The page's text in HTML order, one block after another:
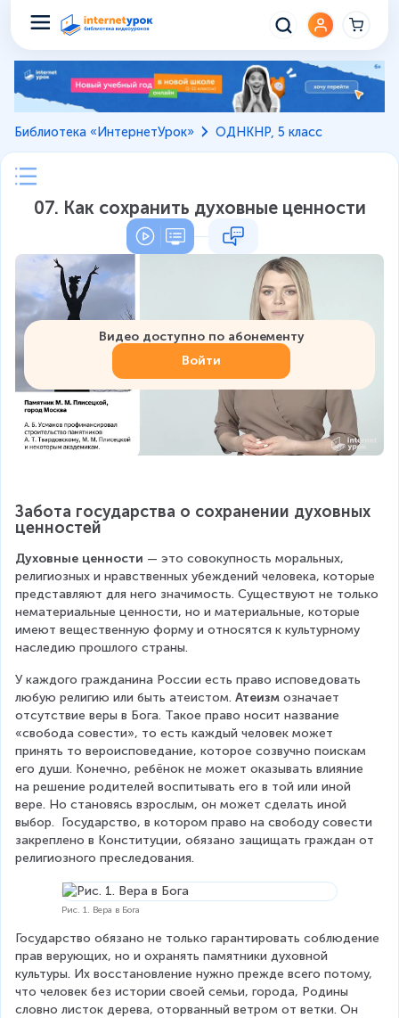
Библиотека «ИнтернетУрок» ОДНКНР, 5 класс
07. Как сохранить духовные ценности
Видео доступно по абонементу
Войти
Забота государства о сохранении духовных
ценностей
Духовные ценности — это совокупность моральных,
религиозных и нравственных убеждений человека, которые
представляют для него значимость. Существуют не только
нематериальные ценности, но и материальные, которые
имеют вещественную форму и относятся к культурному
наследию прошлого страны.
У каждого гражданина России есть право исповедовать
любую религию или быть атеистом. Атеизм означает
отсутствие веры в Бога. Такое право носит название
«свобода совести», то есть каждый человек может
принять то вероисповедание, которое созвучно поискам
его души. Конечно, ребёнок не может оказывать влияние
на решение родителей воспитывать его в той или иной
вере. Но становясь взрослым, он может сделать иной
выбор.  Государство, в котором право на свободу совести
закреплено в Конституции, обязано защищать граждан от
религиозного преследования.
Рис. 1. Вера в Бога
Государство обязано не только гарантировать соблюдение
прав верующих, но и охранять памятники духовной
культуры. Их восстановление нужно прежде всего потому,
что человек без истории своей семьи, города, Родины
словно листок дерева, оторванный ветром от ветки. Он